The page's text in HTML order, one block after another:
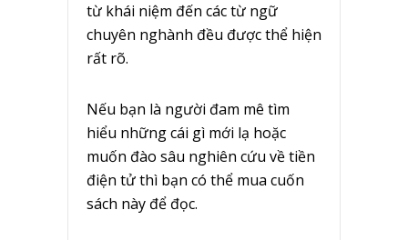
từ khái niệm đến các từ ngữ
chuyên nghành đều được thể hiện
rất rõ.
Nếu bạn là người đam mê tìm
hiểu những cái gì mới lạ hoặc
muốn đào sâu nghiên cứu về tiền
điện tử thì bạn có thể mua cuốn
sách này để đọc.